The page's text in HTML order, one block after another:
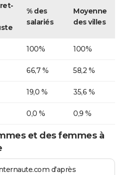
% des
salariés
Moyenne
des villes
100% 100%
66,7 % 58,2 %
19,0 % 35,6 %
0,0 % 0,9 %
et des femmes à
d'après